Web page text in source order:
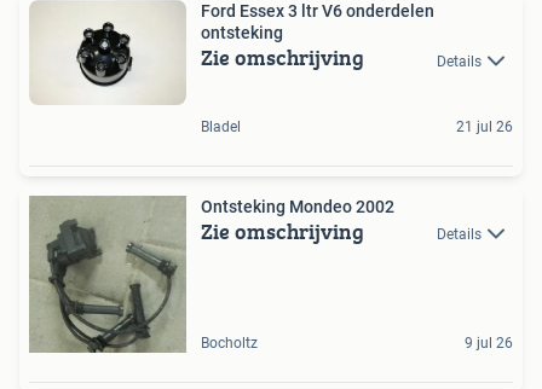
Ford Essex 3 ltr V6 onderdelen
ontsteking
Zie omschrijving Details
Bladel 21 jul 26
Ontsteking Mondeo 2002
Zie omschrijving Details
Bocholtz 9 jul 26